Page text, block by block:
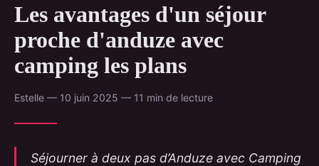
Les avantages d'un séjour
proche d'anduze avec
camping les plans
Estelle — 10 juin 2025 — 11 min de lecture
Séjourner à deux pas d’Anduze avec Camping